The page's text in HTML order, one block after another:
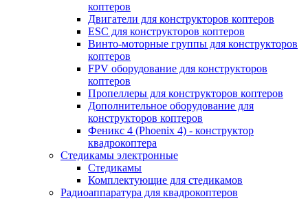
коптеров
Двигатели для конструкторов коптеров
ESC для конструкторов коптеров
Винто-моторные группы для конструкторов
коптеров
FPV оборудование для конструкторов
коптеров
Пропеллеры для конструкторов коптеров
Дополнительное оборудование для
конструкторов коптеров
Феникс 4 (Phoenix 4) - конструктор
квадрокоптера
Cтедикамы электронные
Стедикамы
Комплектующие для стедикамов
Радиоаппаратура для квадрокоптеров